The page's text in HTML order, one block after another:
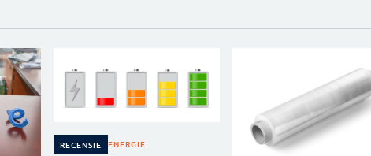
RECENSIE ENERGIE